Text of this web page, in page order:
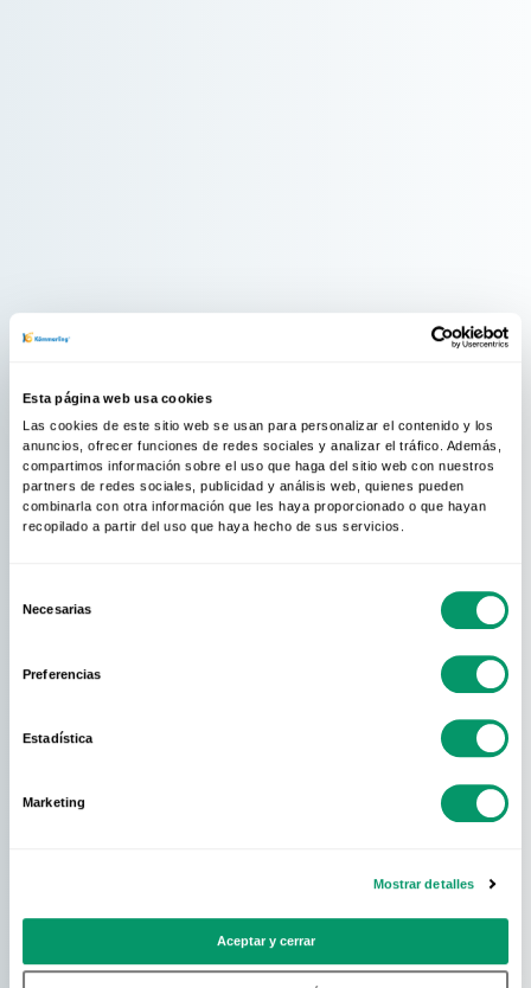
Esta página web usa cookies
Las cookies de este sitio web se usan para personalizar el contenido y los
anuncios, ofrecer funciones de redes sociales y analizar el tráfico. Además,
compartimos información sobre el uso que haga del sitio web con nuestros
partners de redes sociales, publicidad y análisis web, quienes pueden
combinarla con otra información que les haya proporcionado o que hayan
recopilado a partir del uso que haya hecho de sus servicios.
Necesarias
Preferencias
Estadística
Marketing
Mostrar detalles
Aceptar y cerrar